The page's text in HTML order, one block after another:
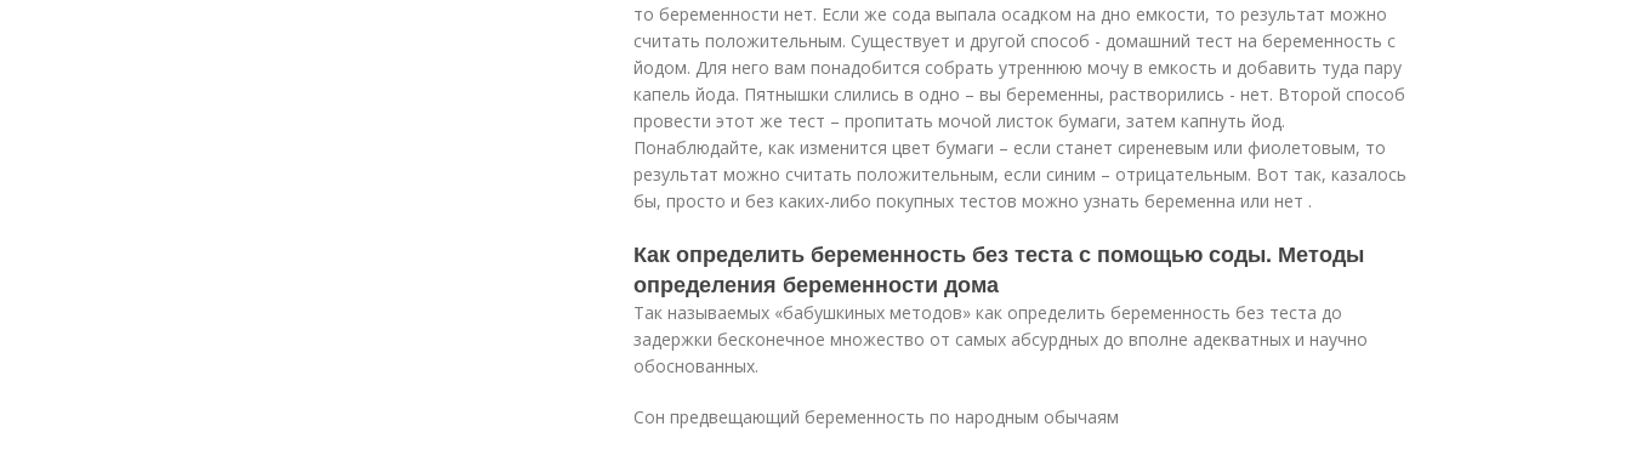
то беременности нет. Если же сода выпала осадком на дно емкости, то результат можно
считать положительным. Существует и другой способ - домашний тест на беременность с
йодом. Для него вам понадобится собрать утреннюю мочу в емкость и добавить туда пару
капель йода. Пятнышки слились в одно – вы беременны, растворились - нет. Второй способ
провести этот же тест – пропитать мочой листок бумаги, затем капнуть йод.
Понаблюдайте, как изменится цвет бумаги – если станет сиреневым или фиолетовым, то
результат можно считать положительным, если синим – отрицательным. Вот так, казалось
бы, просто и без каких-либо покупных тестов можно узнать беременна или нет .
Как определить беременность без теста с помощью соды. Методы
определения беременности дома
Так называемых «бабушкиных методов» как определить беременность без теста до
задержки бесконечное множество от самых абсурдных до вполне адекватных и научно
обоснованных.
Сон предвещающий беременность по народным обычаям